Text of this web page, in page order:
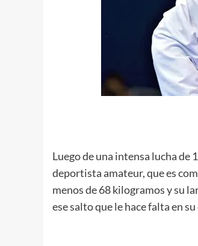
Luego de una intensa lucha de
deportista amateur, que es
menos de 68 kilogramos y su
ese salto que le hace falta en